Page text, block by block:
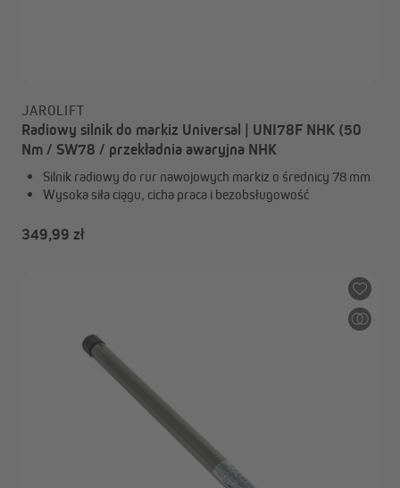
JAROLIFT
Radiowy silnik do markiz Universal | UNI78F NHK (50
Nm / SW78 / przekładnia awaryjna NHK
Silnik radiowy do rur nawojowych markiz o średnicy 78 mm
Wysoka siła ciągu, cicha praca i bezobsługowość
349,99 zł